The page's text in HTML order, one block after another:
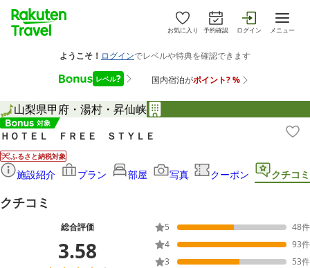
お気に入り 予約確認 ログイン メニュー
山梨県甲府・湯村・昇仙峡
ＨＯＴＥＬ ＦＲＥＥ ＳＴＹＬＥ
ふるさと納税対象
施設紹介 プラン 部屋 写真 クーポン クチコミ
クチコミ
総合評価
3.58
5 48件
4
93件
3
53件